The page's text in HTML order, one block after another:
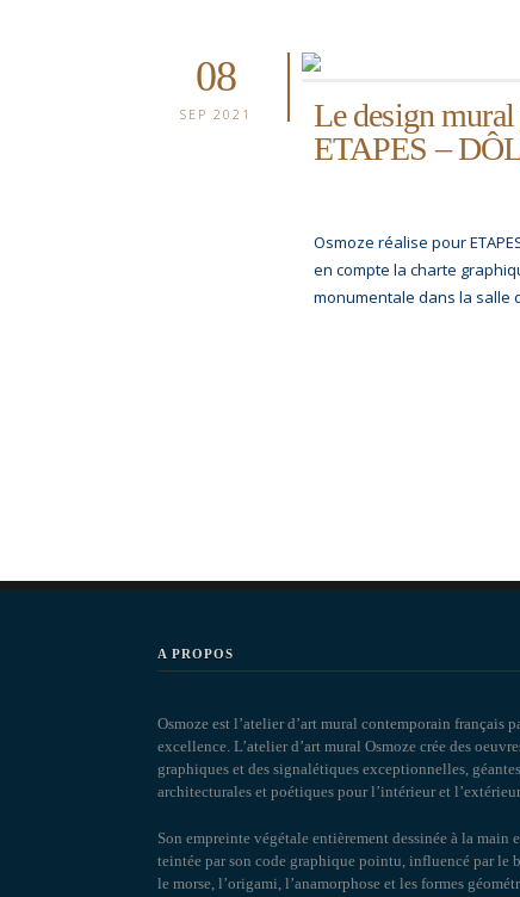
08
SEP 2021
Le design
ETAPES –
Osmoze réalise pour
en compte la charte
monumentale dans la salle
A PROPOS
Osmoze est l’atelier d’art mural contemporain français
excellence. L’atelier d’art mural Osmoze crée des
graphiques et des signalétiques exceptionnelles,
architecturales et poétiques pour l’intérieur et
Son empreinte végétale entièrement dessinée à la main
teintée par son code graphique pointu, influencé par le
le morse, l’origami, l’anamorphose et les formes